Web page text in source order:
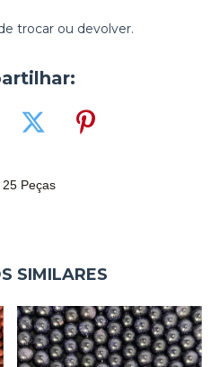
trocar ou devolver.
Peças
SIMILARES